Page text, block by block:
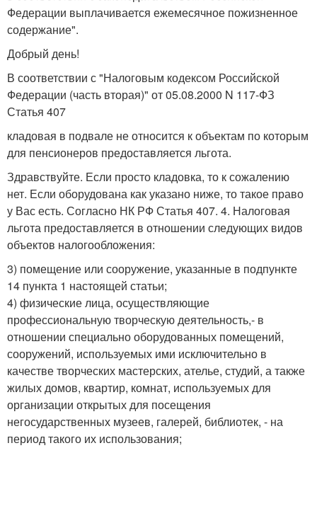
Федерации выплачивается ежемесячное пожизненное
содержание".
Добрый день!
В соответствии с "Налоговым кодексом Российской
Федерации (часть вторая)" от 05.08.2000 N 117-ФЗ
Статья 407
кладовая в подвале не относится к объектам по которым
для пенсионеров предоставляется льгота.
Здравствуйте. Если просто кладовка, то к сожалению
нет. Если оборудована как указано ниже, то такое право
у Вас есть. Согласно НК РФ Статья 407. 4. Налоговая
льгота предоставляется в отношении следующих видов
объектов налогообложения:
3) помещение или сооружение, указанные в подпункте
14 пункта 1 настоящей статьи;
4) физические лица, осуществляющие
профессиональную творческую деятельность,- в
отношении специально оборудованных помещений,
сооружений, используемых ими исключительно в
качестве творческих мастерских, ателье, студий, а также
жилых домов, квартир, комнат, используемых для
организации открытых для посещения
негосударственных музеев, галерей, библиотек, - на
период такого их использования;